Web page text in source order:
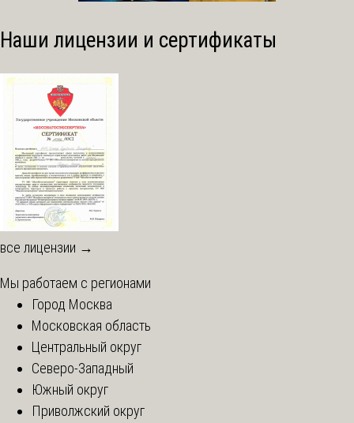
Наши лицензии и сертификаты
все лицензии →
Мы работаем с регионами
Город Москва
Московская область
Центральный округ
Северо-Западный
Южный округ
Приволжский округ